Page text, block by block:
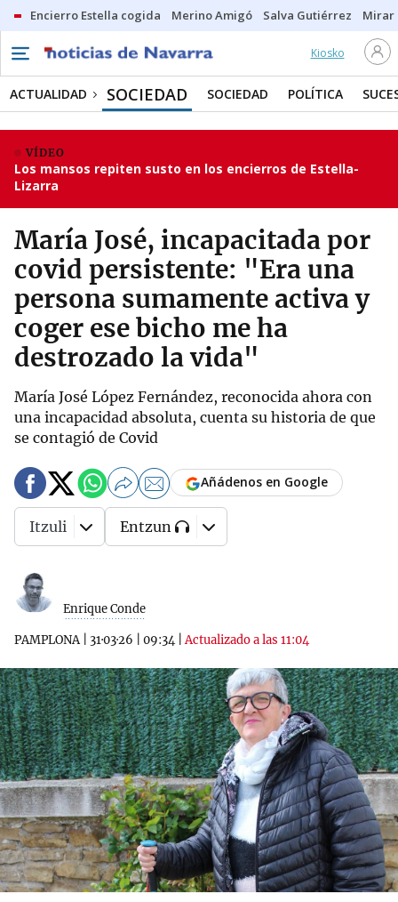
Encierro Estella cogida Merino Amigó Salva Gutiérrez Mirar
Kiosko
ACTUALIDAD SOCIEDAD SOCIEDAD POLÍTICA
VÍDEO
Los mansos repiten susto en los encierros de Estella-
Lizarra
María José, incapacitada por
covid persistente: "Era una
persona sumamente activa y
coger ese bicho me ha
destrozado la vida"
María José López Fernández, reconocida ahora con
una incapacidad absoluta, cuenta su historia de que
se contagió de Covid
Enrique Conde
PAMPLONA| 31·03·26 09:34 |Actualizado a las 11:04
Añádenos en Google
Itzuli Entzun